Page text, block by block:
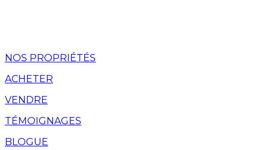
NOS PROPRIÉTÉS
ACHETER
VENDRE
TÉMOIGNAGES
BLOGUE